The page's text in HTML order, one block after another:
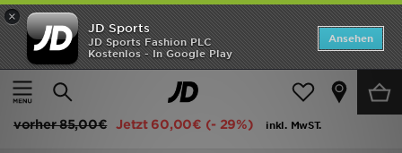
×
JD Sports
JD Sports Fashion PLC
Kostenlos - In Google Play
Ansehen
Home
Frauen Frauenschuhe
Converse Chuck Taylor Throwback High Women's
vorher85,00€ Jetzt 60,00€ (- 29%) inkl. MwST.
ANGEBOTE
Neuheiten